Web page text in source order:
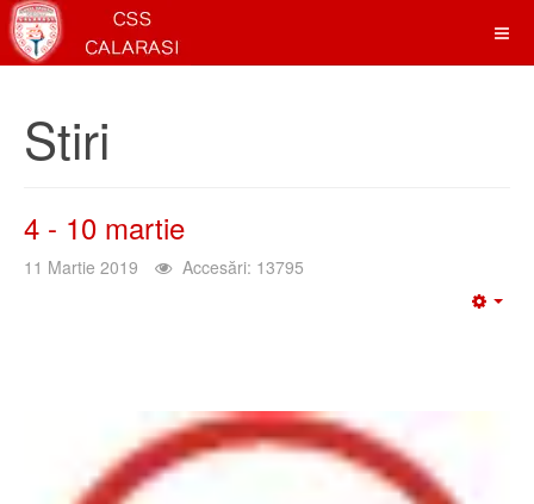
Stiri
4 - 10 martie
11 Martie 2019 Accesări: 13795